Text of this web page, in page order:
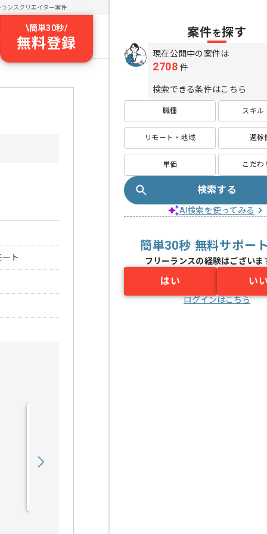
ランスクリエイター案件
\簡単30秒/
無料登録
ト
案件を探す
現在公開中の案件は
2708 件
検索できる条件はこちら
職種 スキル
リモート・地域 週稼
単価 こだわ
検索する
AI検索を使ってみる
簡単30秒 無料サポー
フリーランスの経験はございま
はい い
ログインはこちら